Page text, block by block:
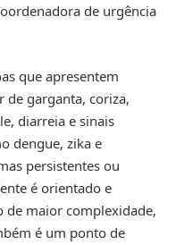
de urgência
que apresentem
de garganta, coriza,
diarreia e sinais
dengue, zika e
persistentes ou
é orientado e
de maior complexidade,
é um ponto de